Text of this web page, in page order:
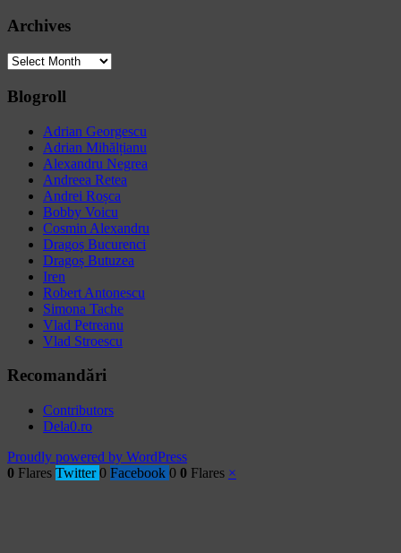
Archives
Archives
Blogroll
Adrian Georgescu
Adrian Mihălțianu
Alexandru Negrea
Andreea Retea
Andrei Roșca
Bobby Voicu
Cosmin Alexandru
Dragoș Bucurenci
Dragoș Butuzea
Iren
Robert Antonescu
Simona Tache
Vlad Petreanu
Vlad Stroescu
Recomandări
Contributors
Dela0.ro
Proudly powered by WordPress
0 Flares Twitter 0 Facebook 0 0 Flares ×